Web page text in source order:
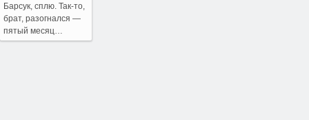
Барсук, сплю. Так-то,
брат, разогнался —
пятый месяц…